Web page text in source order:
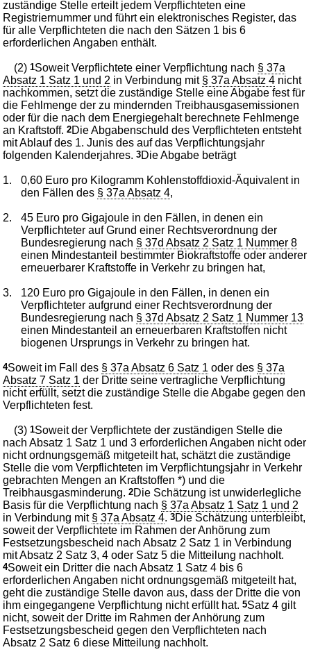
zuständige Stelle erteilt jedem Verpflichteten eine
Registriernummer und führt ein elektronisches Register, das
für alle Verpflichteten die nach den Sätzen 1 bis 6
erforderlichen Angaben enthält.
(2)1Soweit Verpflichtete einer Verpflichtung nach § 37a
Absatz 1 Satz 1 und 2 in Verbindung mit § 37a Absatz 4 nicht
nachkommen, setzt die zuständige Stelle eine Abgabe fest für
die Fehlmenge der zu mindernden Treibhausgasemissionen
oder für die nach dem Energiegehalt berechnete Fehlmenge
an Kraftstoff.2Die Abgabenschuld des Verpflichteten entsteht
mit Ablauf des 1. Junis des auf das Verpflichtungsjahr
folgenden Kalenderjahres.3Die Abgabe beträgt
1.
0,60 Euro pro Kilogramm Kohlenstoffdioxid-Äquivalent in
den Fällen des § 37a Absatz 4,
2.
45 Euro pro Gigajoule in den Fällen, in denen ein
Verpflichteter auf Grund einer Rechtsverordnung der
Bundesregierung nach § 37d Absatz 2 Satz 1 Nummer 8
einen Mindestanteil bestimmter Biokraftstoffe oder anderer
erneuerbarer Kraftstoffe in Verkehr zu bringen hat,
3.
120 Euro pro Gigajoule in den Fällen, in denen ein
Verpflichteter aufgrund einer Rechtsverordnung der
Bundesregierung nach § 37d Absatz 2 Satz 1 Nummer 13
einen Mindestanteil an erneuerbaren Kraftstoffen nicht
biogenen Ursprungs in Verkehr zu bringen hat.
4Soweit im Fall des § 37a Absatz 6 Satz 1 oder des § 37a
Absatz 7 Satz 1 der Dritte seine vertragliche Verpflichtung
nicht erfüllt, setzt die zuständige Stelle die Abgabe gegen den
Verpflichteten fest.
(3)1Soweit der Verpflichtete der zuständigen Stelle die
nach Absatz 1 Satz 1 und 3 erforderlichen Angaben nicht oder
nicht ordnungsgemäß mitgeteilt hat, schätzt die zuständige
Stelle die vom Verpflichteten im Verpflichtungsjahr in Verkehr
gebrachten Mengen an Kraftstoffen *) und die
Treibhausgasminderung.2Die Schätzung ist unwiderlegliche
Basis für die Verpflichtung nach § 37a Absatz 1 Satz 1 und 2
in Verbindung mit § 37a Absatz 4.3Die Schätzung unterbleibt,
soweit der Verpflichtete im Rahmen der Anhörung zum
Festsetzungsbescheid nach Absatz 2 Satz 1 in Verbindung
mit Absatz 2 Satz 3, 4 oder Satz 5 die Mitteilung nachholt.
4Soweit ein Dritter die nach Absatz 1 Satz 4 bis 6
erforderlichen Angaben nicht ordnungsgemäß mitgeteilt hat,
geht die zuständige Stelle davon aus, dass der Dritte die von
ihm eingegangene Verpflichtung nicht erfüllt hat.5Satz 4 gilt
nicht, soweit der Dritte im Rahmen der Anhörung zum
Festsetzungsbescheid gegen den Verpflichteten nach
Absatz 2 Satz 6 diese Mitteilung nachholt.